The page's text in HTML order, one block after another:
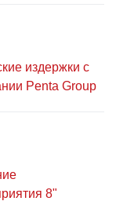
издержки с
Penta Group
8"